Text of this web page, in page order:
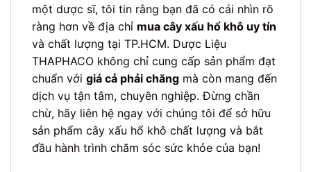
một dược sĩ, tôi tin rằng bạn đã có cái nhìn rõ
ràng hơn về địa chỉ mua cây xấu hổ khô uy tín
và chất lượng tại TP.HCM. Dược Liệu
THAPHACO không chỉ cung cấp sản phẩm đạt
chuẩn với giá cả phải chăng mà còn mang đến
dịch vụ tận tâm, chuyên nghiệp. Đừng chần
chừ, hãy liên hệ ngay với chúng tôi để sở hữu
sản phẩm cây xấu hổ khô chất lượng và bắt
đầu hành trình chăm sóc sức khỏe của bạn!